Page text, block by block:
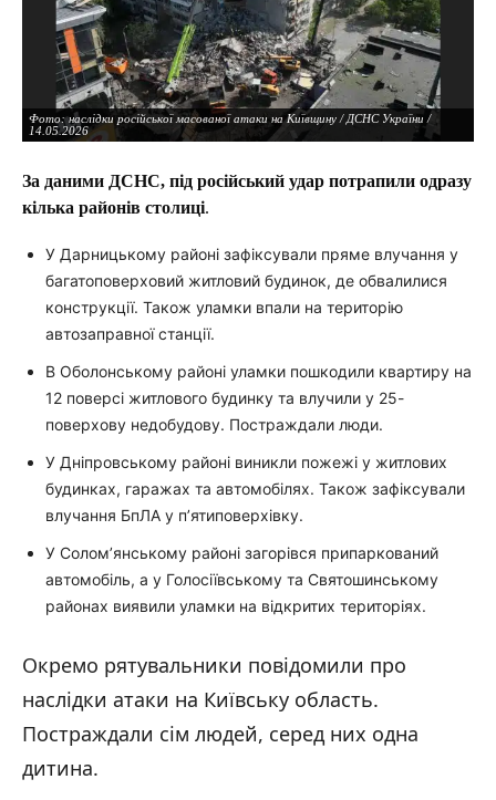
Фото: наслідки російської масованої атаки на Київщину / ДСНС України /
14.05.2026
Фото: наслідки російської масованої атаки на Київщину / ДСНС України /
14.05.2026
Фото: наслідки російської масованої атаки на Київщину / ДСНС України /
Фото: наслідки російської масованої атаки на Київщину / ДСНС України /
14.05.2026
За даними ДСНС, під російський удар потрапили одразу
кілька районів столиці.
У Дарницькому районі зафіксували пряме влучання у
багатоповерховий житловий будинок, де обвалилися
конструкції. Також уламки впали на територію
автозаправної станції.
В Оболонському районі уламки пошкодили квартиру на
12 поверсі житлового будинку та влучили у 25-
поверхову недобудову. Постраждали люди.
У Дніпровському районі виникли пожежі у житлових
будинках, гаражах та автомобілях. Також зафіксували
влучання БпЛА у п’ятиповерхівку.
У Солом’янському районі загорівся припаркований
автомобіль, а у Голосіївському та Святошинському
районах виявили уламки на відкритих територіях.
Окремо рятувальники повідомили про
наслідки атаки на Київську область.
Постраждали сім людей, серед них одна
дитина.